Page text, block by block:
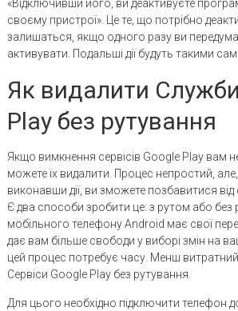
«Відключивши його, ви деактивуєте
своєму пристрої». Це те, що потрібно
залишаться, якщо одного разу ви
активувати. Подальші дії будуть такими
Як видалити
Play без рутування
Якщо вимкнення сервісів Google Play вам
можете їх видалити. Процес непростий,
виконавши дії, ви зможете позбавитися від
Є два способи зробити це: з рутом або без
мобільного телефону Android має свої
дає вам більше свободи у виборі змін на
цей процес потребує часу. Менш
Сервіси Google Play без рутування.
Для цього необхідно підключити телефон